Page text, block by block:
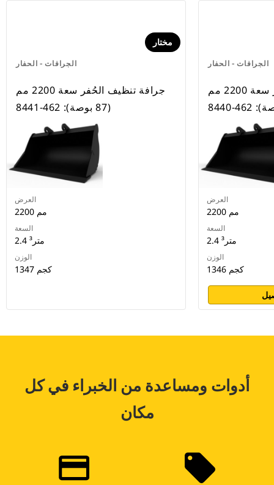
الجرافات - الحفار
مختار
جرافة تنظيف الحُفر سعة 2200 مم
(87 بوصة): 462-8441
العرض
2200 مم
السعة
2.4 متر³
الوزن
1347 كجم
الجرافات - الحفار
جرافة تنظيف الحُفر سعة 2200 مم
العرض
2200 مم
السعة
2.4 متر³
الوزن
1346 كجم
أدوات ومساعدة من الخبراء في كل
مكان